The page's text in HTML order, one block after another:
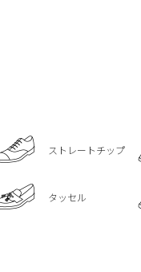
ストレートチップ
タッセル